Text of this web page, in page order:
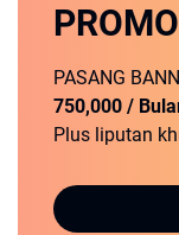
PASANG
750,000 /
Plus liputan